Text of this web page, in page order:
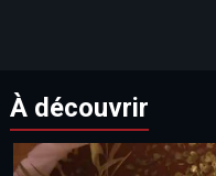
À découvrir